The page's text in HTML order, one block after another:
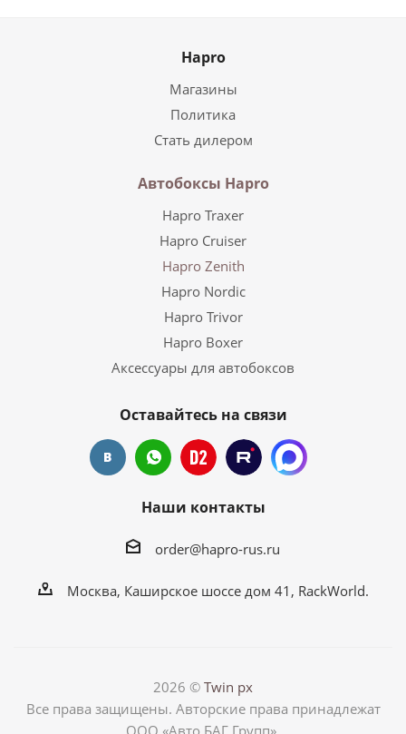
Hapro
Магазины
Политика
Стать дилером
Автобоксы Hapro
Hapro Traxer
Hapro Cruiser
Hapro Zenith
Hapro Nordic
Hapro Trivor
Hapro Boxer
Аксессуары для автобоксов
Оставайтесь на связи
Наши контакты
order@hapro-rus.ru
Москва, Каширское шоссе дом 41, RackWorld.
2026 © Twin px
Все права защищены. Авторские права принадлежат